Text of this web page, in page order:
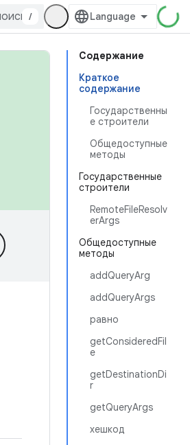
/
Содержание
Краткое
содержание
Государственны
е строители
Общедоступные
методы
Государственные
строители
RemoteFileResolv
erArgs
Общедоступные
методы
addQueryArg
addQueryArgs
равно
getConsideredFil
e
getDestinationDi
r
getQueryArgs
хешкод